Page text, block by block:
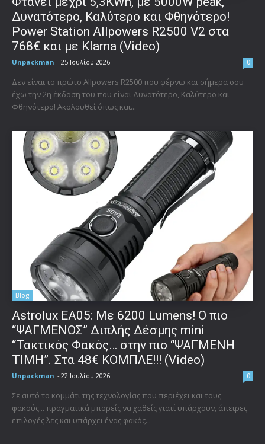
Δυνατότερο, Καλύτερο και Φθηνότερο!
Power Station Allpowers R2500 V2 στα
768€ και με Klarna (Video)
Unpackman - 25 Ιουλίου 2026 0
Δεν είναι το πρώτο Allpowers R2500 που φέρνω και σήμερα σου
έχω την 2η έκδοση του που είναι Δυνατότερο, Καλύτερο και
Φθηνότερο! Ακολουθεί όπως και...
Blog
Astrolux ΕΑ05: Με 6200 Lumens! Ο πιο
“ΨΑΓΜΕΝΟΣ” Διπλής Δέσμης mini
“Τακτικός Φακός… στην πιο “ΨΑΓΜΕΝΗ
ΤΙΜΗ”. Στα 48€ ΚΟΜΠΛΕ!!! (Video)
Unpackman - 22 Ιουλίου 2026 0
Σε αυτό το κομμάτι της τεχνολογίας που περιέχει και τους
φακούς... πραγματικά μπορείς να χαθείς γιατί υπάρχουν, άπειρες
επιλογές λες και υπάρχει ένας φακός...